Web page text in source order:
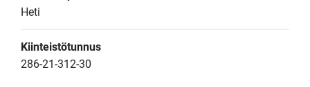
Heti
Kiinteistötunnus
286-21-312-30